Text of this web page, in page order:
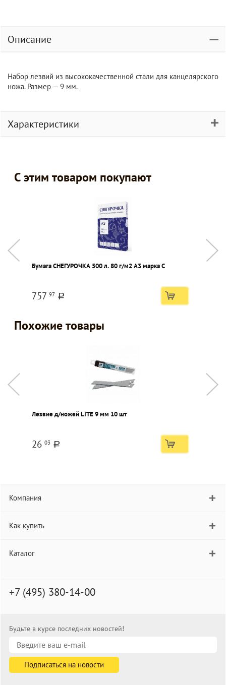
Описание
Набор лезвий из высококачественной стали для канцелярского
ножа. Размер — 9 мм.
Характеристики
С этим товаром покупают
Бумага СНЕГУРОЧКА 500 л. 80 г/м2 А3 марка С
757 97 a
Похожие товары
Лезвие д/ножей LITE 9 мм 10 шт
26 03 a
Компания
Как купить
Каталог
+7 (495) 380-14-00
Будьте в курсе последних новостей!